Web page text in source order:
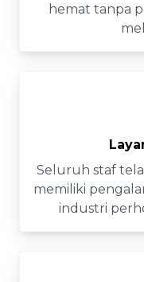
hemat tanpa
Seluruh staf
memiliki
industri